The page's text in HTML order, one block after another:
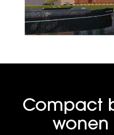
Compact
wonen